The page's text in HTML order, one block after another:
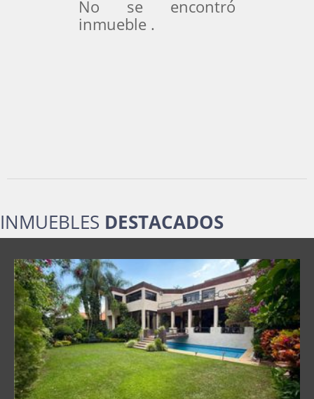
No se encontró
inmueble .
INMUEBLES DESTACADOS